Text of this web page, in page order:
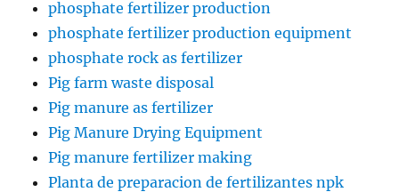
phosphate fertilizer production
phosphate fertilizer production equipment
phosphate rock as fertilizer
Pig farm waste disposal
Pig manure as fertilizer
Pig Manure Drying Equipment
Pig manure fertilizer making
Planta de preparacion de fertilizantes npk